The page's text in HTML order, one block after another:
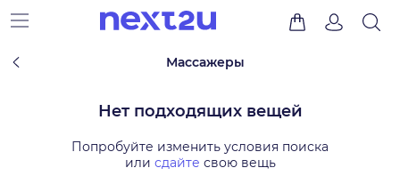
Массажеры
Нет подходящих вещей
Попробуйте изменить условия поиска
или сдайте свою вещь